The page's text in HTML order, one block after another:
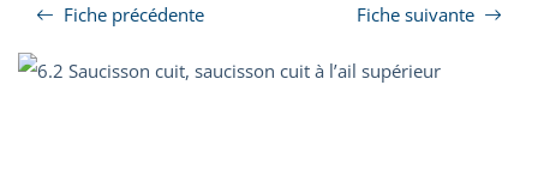
Fiche précédente Fiche suivante